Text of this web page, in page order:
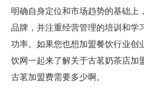
明确自身定位和市场趋势的基础上
品牌，并注重经营管理的培训和学
功率。如果您也想加盟餐饮行业创
饮网一起来了解关于古茗奶茶店加
古茗加盟费需要多少啊。